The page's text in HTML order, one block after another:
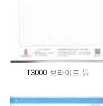
T3000 브라이트 튤